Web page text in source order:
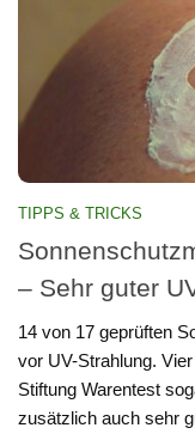
TIPPS & TRICKS
– Sehr guter
14 von 17 geprüften
vor UV-Strahlung.
Stiftung Warentest
zusätzlich auch sehr